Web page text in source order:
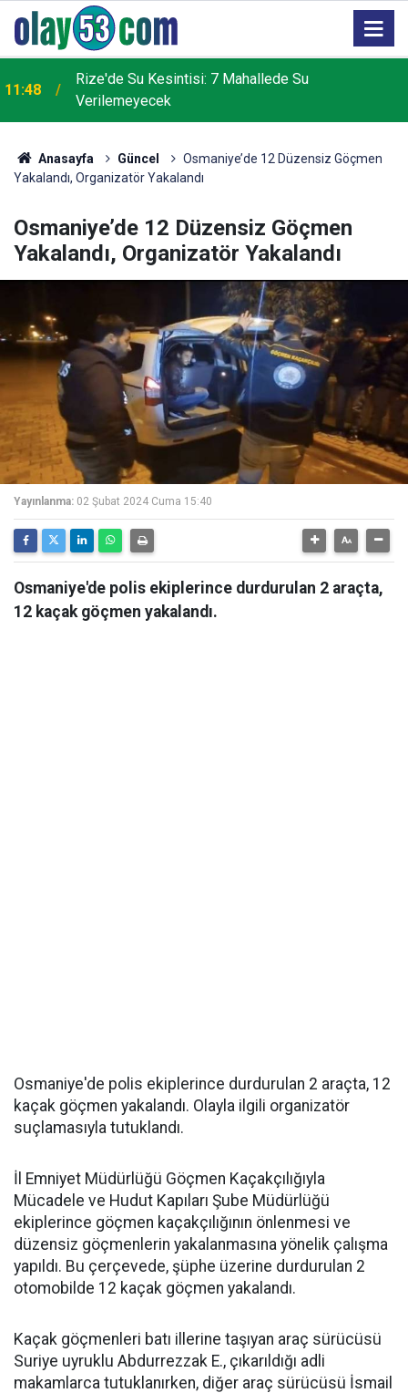
11:48
Rize'de Su Kesintisi: 7 Mahallede Su
Verilemeyecek
Anasayfa Güncel
Osmaniye’de 12 Düzensiz Göçmen
Yakalandı, Organizatör Yakalandı
Osmaniye’de 12 Düzensiz Göçmen
Yakalandı, Organizatör Yakalandı
Yayınlanma: 02 Şubat 2024 Cuma 15:40
Osmaniye'de polis ekiplerince durdurulan 2 araçta,
12 kaçak göçmen yakalandı.
Osmaniye'de polis ekiplerince durdurulan 2 araçta, 12
kaçak göçmen yakalandı. Olayla ilgili organizatör
suçlamasıyla tutuklandı.
İl Emniyet Müdürlüğü Göçmen Kaçakçılığıyla
Mücadele ve Hudut Kapıları Şube Müdürlüğü
ekiplerince göçmen kaçakçılığının önlenmesi ve
düzensiz göçmenlerin yakalanmasına yönelik çalışma
yapıldı. Bu çerçevede, şüphe üzerine durdurulan 2
otomobilde 12 kaçak göçmen yakalandı.
Kaçak göçmenleri batı illerine taşıyan araç sürücüsü
Suriye uyruklu Abdurrezzak E., çıkarıldığı adli
makamlarca tutuklanırken, diğer araç sürücüsü İsmail